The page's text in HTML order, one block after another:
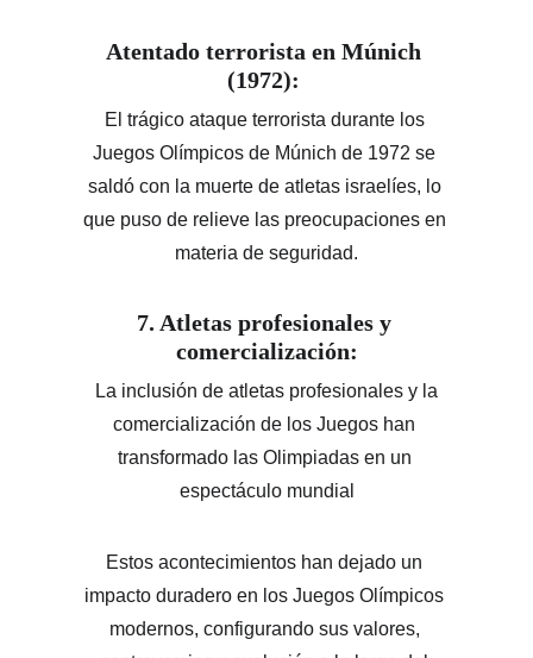
Atentado terrorista en Múnich
(1972):
El trágico ataque terrorista durante los
Juegos Olímpicos de Múnich de 1972 se
saldó con la muerte de atletas israelíes, lo
que puso de relieve las preocupaciones en
materia de seguridad.
7. Atletas profesionales y
comercialización:
comercialización de los Juegos han
transformado las Olimpiadas en un
espectáculo mundial
Estos acontecimientos han dejado un
impacto duradero en los Juegos Olímpicos
modernos, configurando sus valores,